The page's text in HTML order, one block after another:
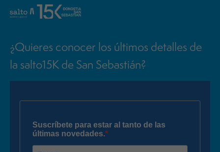
¿Quieres conocer los últimos detalles de
la salto15K de San Sebastián?